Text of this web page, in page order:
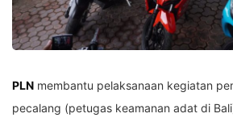
PLN membantu pelaksanaan kegiatan
pecalang (petugas keamanan adat di